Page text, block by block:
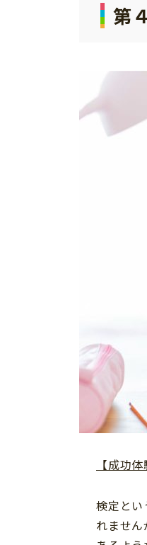
第
【成功
検定と
れませ